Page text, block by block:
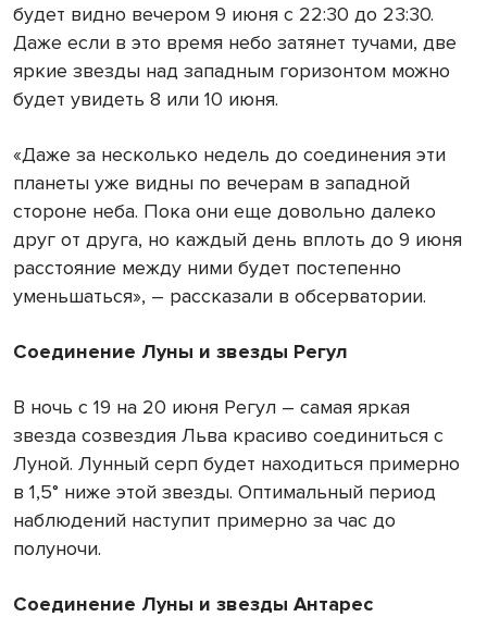
будет видно вечером 9 июня с 22:30 до 23:30.
Даже если в это время небо затянет тучами, две
яркие звезды над западным горизонтом можно
будет увидеть 8 или 10 июня.
«Даже за несколько недель до соединения эти
планеты уже видны по вечерам в западной
стороне неба. Пока они еще довольно далеко
друг от друга, но каждый день вплоть до 9 июня
расстояние между ними будет постепенно
уменьшаться», – рассказали в обсерватории.
Соединение Луны и звезды Регул
В ночь с 19 на 20 июня Регул – самая яркая
звезда созвездия Льва красиво соединиться с
Луной. Лунный серп будет находиться примерно
в 1,5° ниже этой звезды. Оптимальный период
наблюдений наступит примерно за час до
полуночи.
Соединение Луны и звезды Антарес